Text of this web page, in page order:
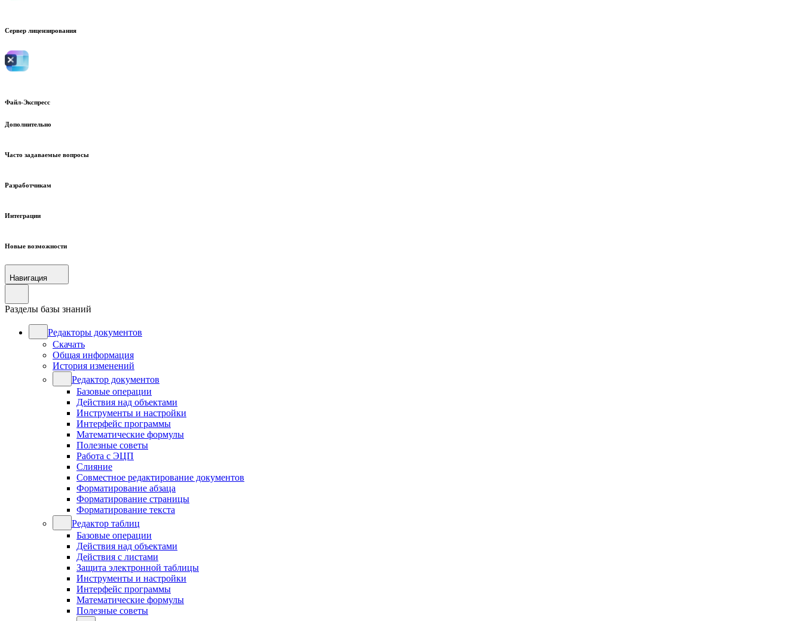
Сервер лицензирования
Файл-Экспресс
Дополнительно
Часто задаваемые вопросы
Разработчикам
Интеграции
Новые возможности
Навигация
Разделы базы знаний
Редакторы документов
Скачать
Общая информация
История изменений
Редактор документов
Базовые операции
Действия над объектами
Инструменты и настройки
Интерфейс программы
Математические формулы
Полезные советы
Работа с ЭЦП
Слияние
Совместное редактирование документов
Форматирование абзаца
Форматирование страницы
Форматирование текста
Редактор таблиц
Базовые операции
Действия над объектами
Действия с листами
Защита электронной таблицы
Инструменты и настройки
Интерфейс программы
Математические формулы
Полезные советы